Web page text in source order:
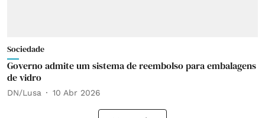
Sociedade
Governo admite um sistema de reembolso para embalagens
de vidro
DN/Lusa 10 Abr 2026